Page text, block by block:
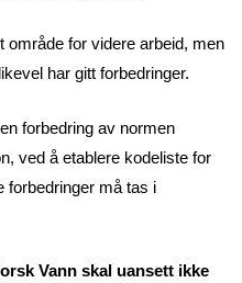
område for videre arbeid, men
har gitt forbedringer.
forbedring av normen
ved å etablere kodeliste for
forbedringer må tas i
Vann skal uansett ikke